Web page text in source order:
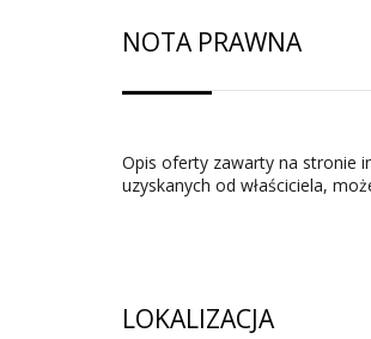
NOTA PRAWNA
Opis oferty zawarty na stronie
uzyskanych od właściciela,
LOKALIZACJA